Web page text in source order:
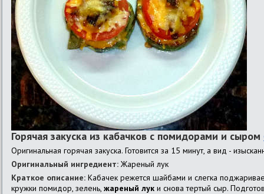
Горячая закуска из кабачков с помидорами и сыром
Оригинальная горячая закуска. Готовится за 15 минут, а вид -
Оригинальный ингредиент: Жареный лук
Краткое описание: Кабачек режется шайбами и слегка
кружки помидор, зелень, жареный лук и снова тертый сыр.